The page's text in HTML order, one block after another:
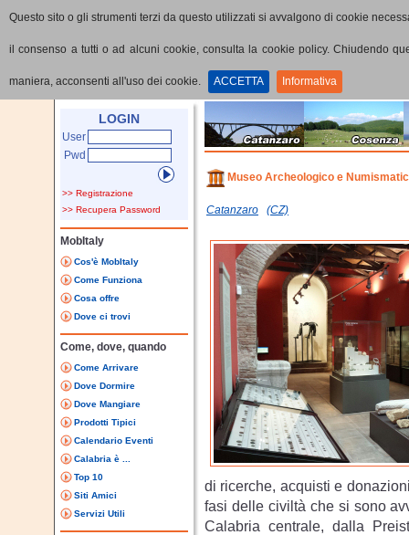
Questo sito o gli strumenti terzi da questo utilizzati si avvalgono di cookie
il consenso a tutti o ad alcuni cookie, consulta la cookie policy. Chiudendo
maniera, acconsenti all'uso dei cookie. ACCETTA Informativa
Dettaglio PoI
LOGIN
User
Pwd
>> Registrazione
>> Recupera Password
MobItaly
Cos'è MobItaly
Come Funziona
Cosa offre
Dove ci trovi
Come, dove, quando
Come Arrivare
Dove Dormire
Dove Mangiare
Prodotti Tipici
Calendario Eventi
Calabria è ...
Top 10
Siti Amici
Servizi Utili
Museo Archeologico e
Catanzaro (CZ)
di ricerche, acquisti e
fasi delle civiltà che si sono
Calabria centrale, dalla